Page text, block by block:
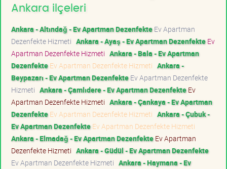
Ankara ilçeleri
Ankara - Altındağ - Ev Apartman DezenfekteEv Apartman
Dezenfekte Hizmeti Ankara - Ayaş - Ev Apartman DezenfekteEv
Apartman Dezenfekte Hizmeti Ankara - Bala - Ev Apartman
DezenfekteEv Apartman Dezenfekte Hizmeti Ankara -
Beypazarı - Ev Apartman DezenfekteEv Apartman Dezenfekte
Hizmeti Ankara - Çamlıdere - Ev Apartman DezenfekteEv
Apartman Dezenfekte Hizmeti Ankara - Çankaya - Ev Apartman
DezenfekteEv Apartman Dezenfekte Hizmeti Ankara - Çubuk -
Ev Apartman DezenfekteEv Apartman Dezenfekte Hizmeti
Ankara - Elmadağ - Ev Apartman DezenfekteEv Apartman
Dezenfekte Hizmeti Ankara - Güdül - Ev Apartman Dezenfekte
Ev Apartman Dezenfekte Hizmeti Ankara - Haymana - Ev